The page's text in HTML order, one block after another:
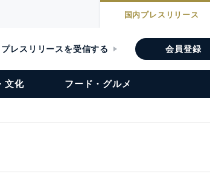
国内プレスリリース
プレスリリースを受信する 会員登録
文化 フード・グルメ